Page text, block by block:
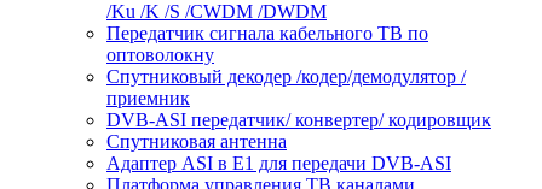
/Ku /K /S /CWDM /DWDM
Передатчик сигнала кабельного ТВ по
оптоволокну
Спутниковый декодер /кодер/демодулятор /
приемник
DVB-ASI передатчик/ конвертер/ кодировщик
Спутниковая антенна
Адаптер ASI в E1 для передачи DVB-ASI
Платформа управления ТВ каналами